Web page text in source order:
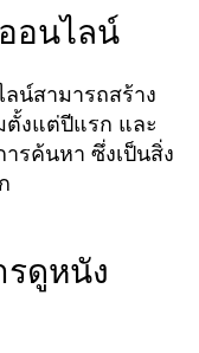
อนไลน์
น์สามารถสร้าง
งแต่ปีแรก และ
รค้นหา ซึ่งเป็นสิ่ง
ดูหนัง